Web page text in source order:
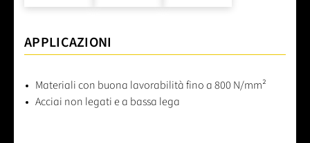
APPLICAZIONI
Materiali con buona lavorabilità fino a 800 N/mm²
Acciai non legati e a bassa lega